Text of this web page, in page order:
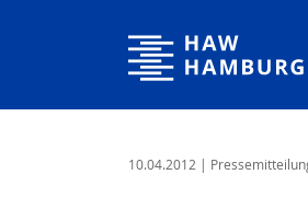
Hochschule für
10.04.2012 |